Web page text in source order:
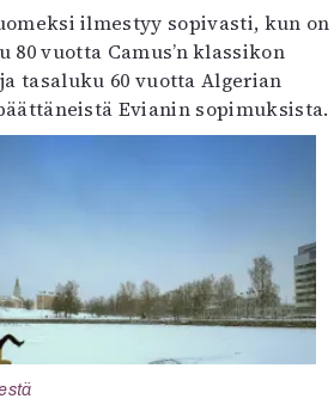
ilmestyy sopivasti, kun on
vuotta Camus’n klassikon
tasaluku 60 vuotta Algerian
Evianin sopimuksista.